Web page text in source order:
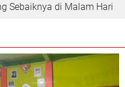
Sebaiknya di Malam Hari